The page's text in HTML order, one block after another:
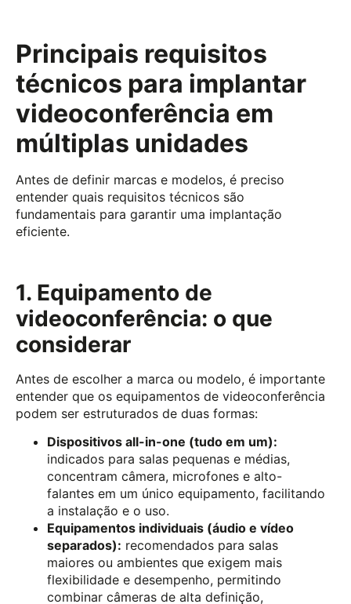
Principais requisitos
técnicos para implantar
videoconferência em
múltiplas unidades
Antes de definir marcas e modelos, é preciso
entender quais requisitos técnicos são
fundamentais para garantir uma implantação
eficiente.
1. Equipamento de
videoconferência: o que
considerar
Antes de escolher a marca ou modelo, é importante
entender que os equipamentos de videoconferência
podem ser estruturados de duas formas:
Dispositivos all-in-one (tudo em um):
indicados para salas pequenas e médias,
concentram câmera, microfones e alto-
falantes em um único equipamento, facilitando
a instalação e o uso.
Equipamentos individuais (áudio e vídeo
separados): recomendados para salas
maiores ou ambientes que exigem mais
flexibilidade e desempenho, permitindo
combinar câmeras de alta definição,